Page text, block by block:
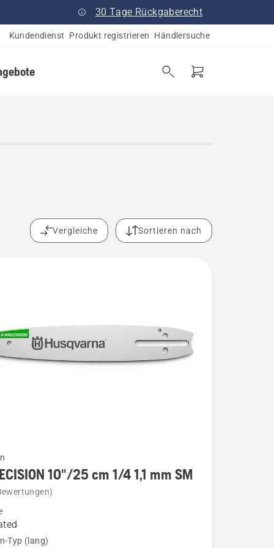
30 Tage Rückgaberecht
Kundendienst Produkt registrieren Händlersuche
Vergleiche Sortieren nach
10"/25 cm 1/4 1,1 mm SM
Typ (lang)